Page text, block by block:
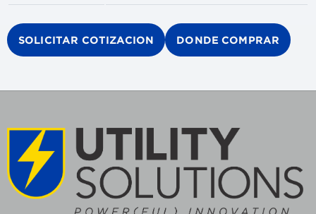
SOLICITAR COTIZACION DONDE COMPRAR